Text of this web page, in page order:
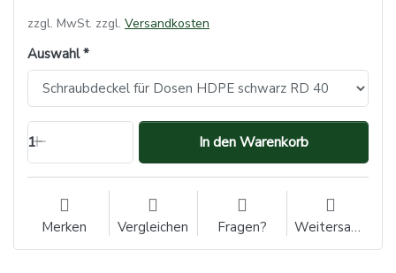
zzgl. MwSt. zzgl. Versandkosten
Auswahl
1 In den Warenkorb
Merken Vergleichen Fragen? Weitersagen